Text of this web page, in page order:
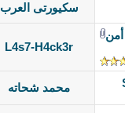
سكيورتى العرب
L4s7-H4ck3r
محمد شحاته